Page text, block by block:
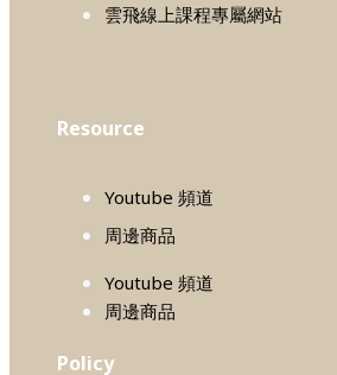
雲飛線上課程專屬網站
Resource
Youtube 頻道
周邊商品
Youtube 頻道
周邊商品
Policy